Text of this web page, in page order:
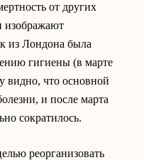
от других
изображают
из Лондона была
гигиены (в марте
видно, что основной
и после марта
сократилось.
реорганизовать